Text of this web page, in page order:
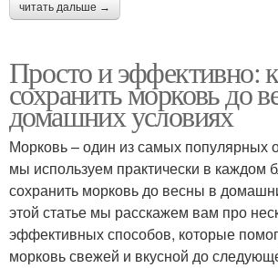
читать дальше →
Просто и эффективно:
сохранить морковь до
домашних условиях
Морковь – один из самых популярных
мы используем практически в каждом
сохранить морковь до весны в
этой статье мы расскажем вам про
эффективных способов, которые
морковь свежей и вкусной до